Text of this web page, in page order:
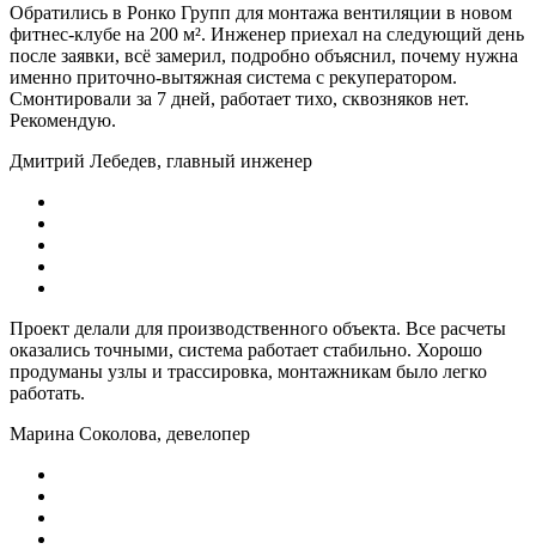
Обратились в Ронко Групп для монтажа вентиляции в новом
фитнес-клубе на 200 м². Инженер приехал на следующий день
после заявки, всё замерил, подробно объяснил, почему нужна
именно приточно-вытяжная система с рекуператором.
Смонтировали за 7 дней, работает тихо, сквозняков нет.
Рекомендую.
Дмитрий Лебедев, главный инженер
Проект делали для производственного объекта. Все расчеты
оказались точными, система работает стабильно. Хорошо
продуманы узлы и трассировка, монтажникам было легко
работать.
Марина Соколова, девелопер